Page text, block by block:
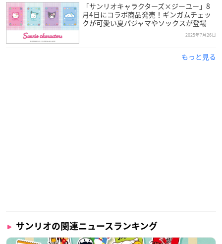
「サンリオキャラクターズ×ジーユー」8
月4日にコラボ商品発売！ギンガムチェッ
クが可愛い夏パジャマやソックスが登場
2025年7月26日
もっと見る
サンリオの関連ニュースランキング